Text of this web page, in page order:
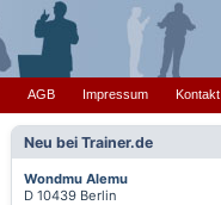
AGB Impressum Kontakt
Neu bei Trainer.de
Wondmu Alemu
D 10439 Berlin